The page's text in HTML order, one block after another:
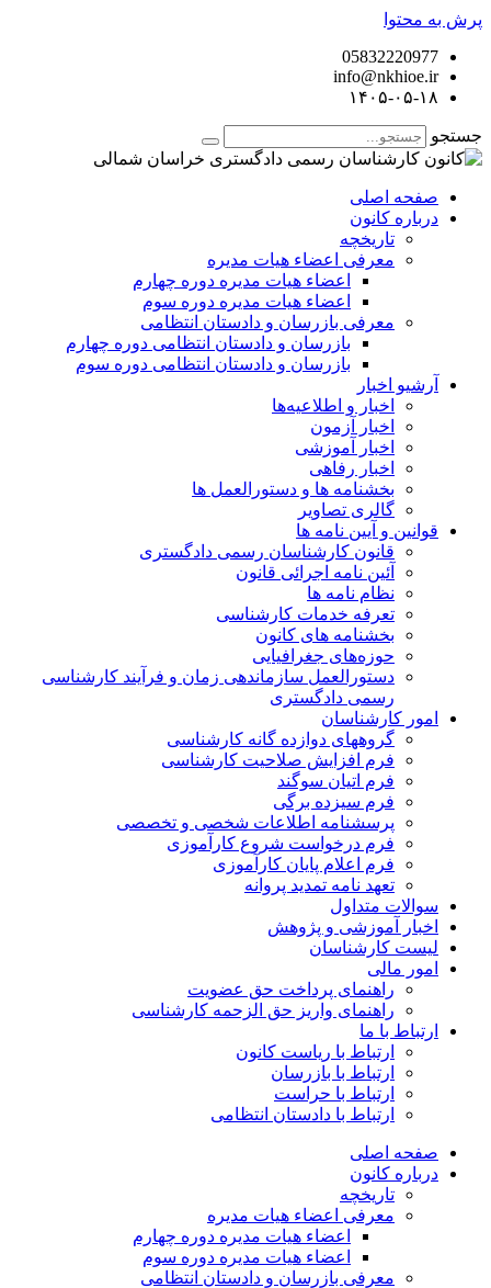
پرش به محتوا
05832220977
info@nkhioe.ir
۱۴۰۵-۰۵-۱۸
جستجو
صفحه اصلی
درباره کانون
تاریخچه
معرفی اعضاء هیات مدیره
اعضاء هیات مدیره دوره چهارم
اعضاء هیات مدیره دوره سوم
معرفی بازرسان و دادستان انتظامی
بازرسان و دادستان انتظامی دوره چهارم
بازرسان و دادستان انتظامی دوره سوم
آرشیو اخبار
اخبار و اطلاعیه‌ها
اخبار آزمون
اخبار آموزشی
اخبار رفاهی
بخشنامه ها و دستورالعمل ها
گالری تصاویر
قوانین و آیین نامه ها
قانون کارشناسان رسمی دادگستری
آئین نامه اجرائی قانون
نظام نامه ها
تعرفه خدمات کارشناسی
بخشنامه های کانون
حوزه‌های جغرافیایی
دستورالعمل سازماندهی زمان و فرآیند کارشناسی
رسمی دادگستری
امور کارشناسان
گروههای دوازده گانه کارشناسی
فرم افزایش صلاحیت کارشناسی
فرم اتیان سوگند
فرم سیزده برگی
پرسشنامه اطلاعات شخصی و تخصصی
فرم درخواست شروع کارآموزی
فرم اعلام پایان کارآموزی
تعهد نامه تمدید پروانه
سوالات متداول
اخبار آموزشی و پژوهش
لیست کارشناسان
امور مالی
راهنمای پرداخت حق عضویت
راهنمای واریز حق الزحمه کارشناسی
ارتباط با ما
ارتباط با ریاست کانون
ارتباط با بازرسان
ارتباط با حراست
ارتباط با دادستان انتظامی
صفحه اصلی
درباره کانون
تاریخچه
معرفی اعضاء هیات مدیره
اعضاء هیات مدیره دوره چهارم
اعضاء هیات مدیره دوره سوم
معرفی بازرسان و دادستان انتظامی